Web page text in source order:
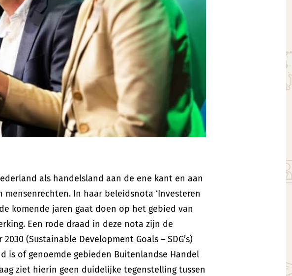
als handelsland aan de ene kant en aan
In haar beleidsnota ‘Investeren
komende jaren gaat doen op het gebied van
Een rode draad in deze nota zijn de
(Sustainable Development Goals – SDG’s)
is of genoemde gebieden Buitenlandse Handel
ziet hierin geen duidelijke tegenstelling tussen